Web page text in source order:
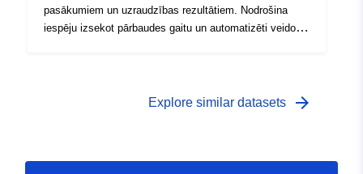
pasākumiem un uzraudzības rezultātiem. Nodrošina
iespēju izsekot pārbaudes gaitu un automatizēti veidot
Explore similar datasets arrow_forward